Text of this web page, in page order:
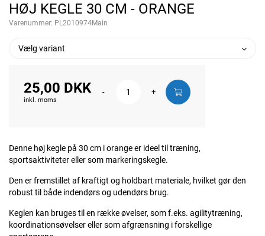
HØJ KEGLE 30 CM - ORANGE
Varenummer: PL2010974Main
Vælg variant
25,00 DKK
inkl. moms
- +
Denne høj kegle på 30 cm i orange er ideel til træning,
sportsaktiviteter eller som markeringskegle.
Den er fremstillet af kraftigt og holdbart materiale, hvilket gør den
robust til både indendørs og udendørs brug.
Keglen kan bruges til en række øvelser, som f.eks. agilitytræning,
koordinationsøvelser eller som afgrænsning i forskellige